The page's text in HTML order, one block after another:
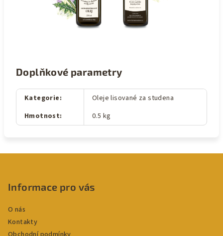
Doplňkové parametry
Kategorie:
Oleje lisované za studena
Hmotnost: 0.5 kg
Informace pro vás
O nás
Kontakty